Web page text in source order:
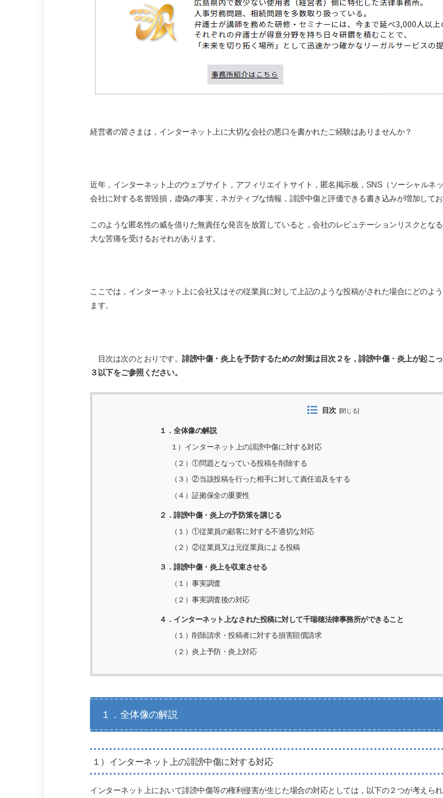
経営者の皆さまは，インターネット上に大切な会社の悪口を書かれたご経験はありませんか？
近年，インターネット上のウェブサイト，アフィリエイトサイト，匿名掲示板，SNS（ソーシャルネ
会社に対する名誉毀損，虚偽の事実，ネガティブな情報，誹謗中傷と評価できる書き込みが増加して
このような匿名性の威を借りた無責任な発言を放置していると，会社のレピュテーションリスクとな
大な苦痛を受けるおそれがあります。
ここでは，インターネット上に会社又はその従業員に対して上記のような投稿がされた場合にどのよ
ます。
目次は次のとおりです。誹謗中傷・炎上を予防するための対策は目次２を，誹謗中傷・炎上が起こ
３以下をご参照ください。
目次 [閉じる]
１．全体像の解説
１）インターネット上の誹謗中傷に対する対応
（２）①問題となっている投稿を削除する
（３）②当該投稿を行った相手に対して責任追及をする
（４）証拠保全の重要性
２．誹謗中傷・炎上の予防策を講じる
（１）①従業員の顧客に対する不適切な対応
（２）②従業員又は元従業員による投稿
３．誹謗中傷・炎上を収束させる
（１）事実調査
（２）事実調査後の対応
４．インターネット上なされた投稿に対して千瑞穂法律事務所ができること
（１）削除請求・投稿者に対する損害賠償請求
（２）炎上予防・炎上対応
１．全体像の解説
１）インターネット上の誹謗中傷に対する対応
インターネット上において誹謗中傷等の権利侵害が生じた場合の対応としては，以下の２つが考えら